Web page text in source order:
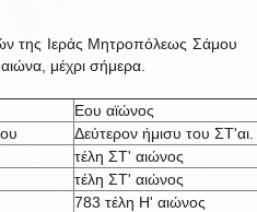
της Ιεράς Μητροπόλεως Σάμου
μέχρι σήμερα.
Εου αϊώνος
Δεύτερον ήμισυ του ΣΤ'αι.
τέλη ΣΤ' αιώνος
τέλη ΣΤ' αιώνος
783 τέλη Η' αιώνος